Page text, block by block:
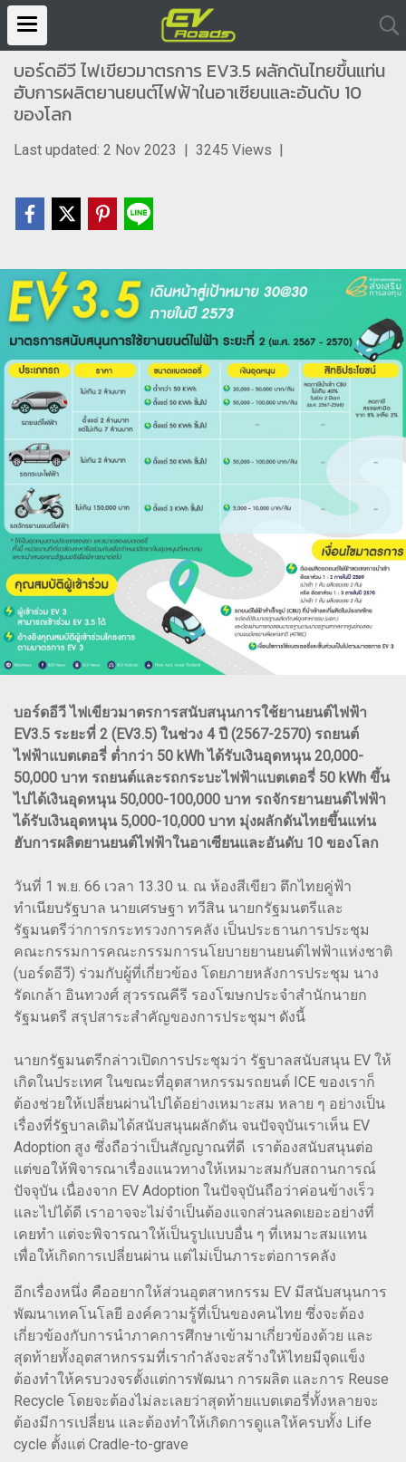
บอร์ดอีวี ไฟเขียวมาตรการ EV3.5 ผลักดันไทยขึ้นแท่น
ฮับการผลิตยานยนต์ไฟฟ้าในอาเซียนและอันดับ 10
ของโลก
Last updated: 2 Nov 2023 | 3245 Views |
บอร์ดอีวี ไฟเขียวมาตรการสนับสนุนการใช้ยานยนต์ไฟฟ้า
EV3.5 ระยะที่ 2 (EV3.5) ในช่วง 4 ปี (2567-2570) รถยนต์
ไฟฟ้าแบตเตอรี่ ต่ำกว่า 50 kWh ได้รับเงินอุดหนุน 20,000-
50,000 บาท รถยนต์และรถกระบะไฟฟ้าแบตเตอรี่ 50 kWh ขึ้น
ไปได้เงินอุดหนุน 50,000-100,000 บาท รถจักรยานยนต์ไฟฟ้า
ได้รับเงินอุดหนุน 5,000-10,000 บาท มุ่งผลักดันไทยขึ้นแท่น
ฮับการผลิตยานยนต์ไฟฟ้าในอาเซียนและอันดับ 10 ของโลก
วันที่ 1 พ.ย. 66 เวลา 13.30 น. ณ ห้องสีเขียว ตึกไทยคู่ฟ้า
ทำเนียบรัฐบาล นายเศรษฐา ทวีสิน นายกรัฐมนตรีและ
รัฐมนตรีว่าการกระทรวงการคลัง เป็นประธานการประชุม
คณะกรรมการคณะกรรมการนโยบายยานยนต์ไฟฟ้าแห่งชาติ
(บอร์ดอีวี) ร่วมกับผู้ที่เกี่ยวข้อง โดยภายหลังการประชุม นาง
รัดเกล้า อินทวงศ์ สุวรรณคีรี รองโฆษกประจำสำนักนายก
รัฐมนตรี สรุปสาระสำคัญของการประชุมฯ ดังนี้
นายกรัฐมนตรีกล่าวเปิดการประชุมว่า รัฐบาลสนับสนุน EV ให้
เกิดในประเทศ ในขณะที่อุตสาหกรรมรถยนต์ ICE ของเราก็
ต้องช่วยให้เปลี่ยนผ่านไปได้อย่างเหมาะสม หลาย ๆ อย่างเป็น
เรื่องที่รัฐบาลเดิมได้สนับสนุนผลักดัน​ จนปัจจุบันเราเห็น EV
Adoption สูง ซึ่งถือว่าเป็นสัญญาณที่ดี เราต้องสนับสนุนต่อ
แต่ขอให้พิจารณาเรื่องแนวทางให้เหมาะสมกับสถานการณ์
ปัจจุบัน เนื่องจาก EV Adoption ในปัจจุบันถือว่าค่อนข้างเร็ว
และไปได้ดี เราอาจจะไม่จำเป็นต้องแจกส่วนลดเยอะอย่างที่
เคยทำ แต่จะพิจารณาให้เป็นรูปแบบอื่น ๆ ที่เหมาะสมแทน
เพื่อให้เกิดการเปลี่ยนผ่าน แต่ไม่เป็นภาระต่อการคลัง
อีกเรื่องหนึ่ง คืออยากให้ส่วนอุตสาหกรรม EV มีสนับสนุนการ
พัฒนาเทคโนโลยี องค์ความรู้ที่เป็นของคนไทย ซึ่งจะต้อง
เกี่ยวข้องกับการนำภาคการศึกษาเข้ามาเกี่ยวข้องด้วย และ
สุดท้ายทั้งอุตสาหกรรมที่เรากำลังจะสร้างให้ไทยมีจุดแข็ง
ต้องทำให้ครบวงจรตั้งแต่การพัฒนา การผลิต และการ Reuse
Recycle โดยจะต้องไม่ละเลยว่าสุดท้ายแบตเตอรี่ทั้งหลายจะ
ต้องมีการเปลี่ยน และต้องทำให้เกิดการดูแลให้ครบทั้ง Life
cycle ตั้งแต่ Cradle-to-grave